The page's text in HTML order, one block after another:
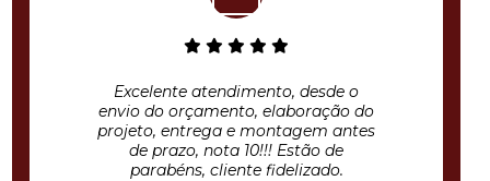
Excelente atendimento, desde o
envio do orçamento, elaboração do
projeto, entrega e montagem antes
de prazo, nota 10!!! Estão de
parabéns, cliente fidelizado.